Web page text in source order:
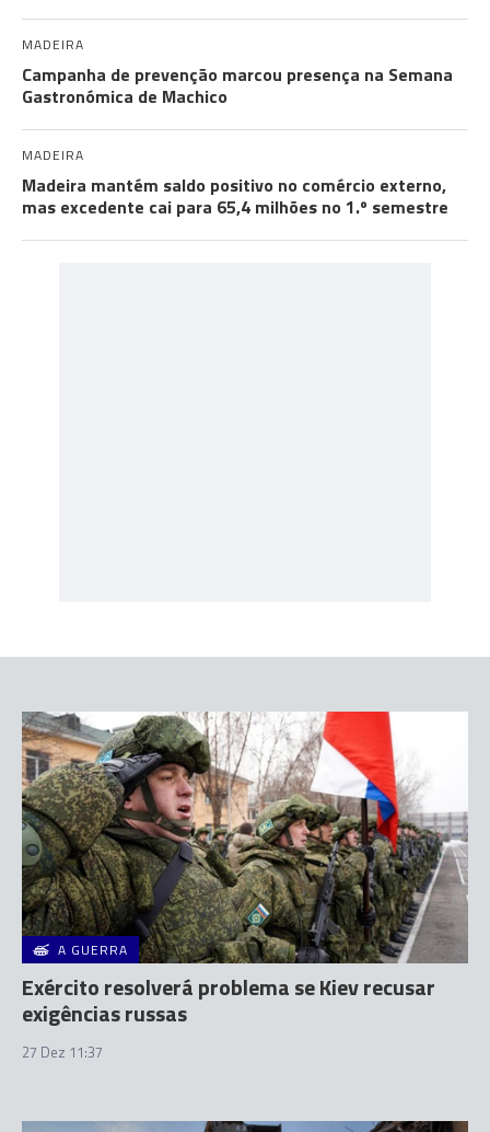
MADEIRA
Campanha de prevenção marcou presença na Semana
Gastronómica de Machico
MADEIRA
Madeira mantém saldo positivo no comércio externo,
mas excedente cai para 65,4 milhões no 1.º semestre
A GUERRA
Exército resolverá problema se Kiev recusar
exigências russas
27 Dez 11:37